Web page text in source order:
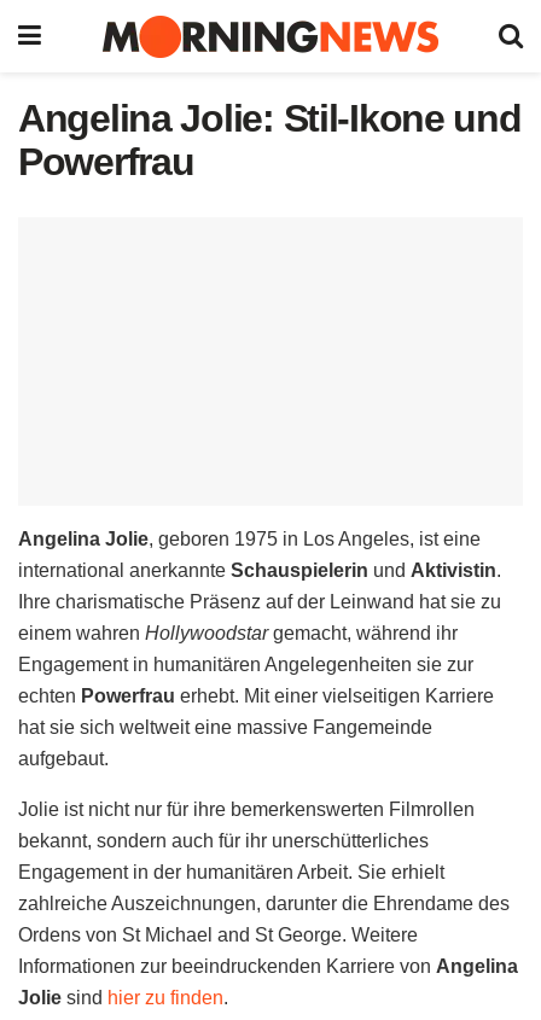
Angelina Jolie: Stil-Ikone und
Powerfrau
Angelina Jolie, geboren 1975 in Los Angeles, ist eine
international anerkannte Schauspielerin und Aktivistin.
Ihre charismatische Präsenz auf der Leinwand hat sie zu
einem wahren Hollywoodstargemacht, während ihr
Engagement in humanitären Angelegenheiten sie zur
echten Powerfrau erhebt. Mit einer vielseitigen Karriere
hat sie sich weltweit eine massive Fangemeinde
aufgebaut.
Jolie ist nicht nur für ihre bemerkenswerten Filmrollen
bekannt, sondern auch für ihr unerschütterliches
Engagement in der humanitären Arbeit. Sie erhielt
zahlreiche Auszeichnungen, darunter die Ehrendame des
Ordens von St Michael and St George. Weitere
Informationen zur beeindruckenden Karriere von Angelina
Jolie sind hier zu finden.